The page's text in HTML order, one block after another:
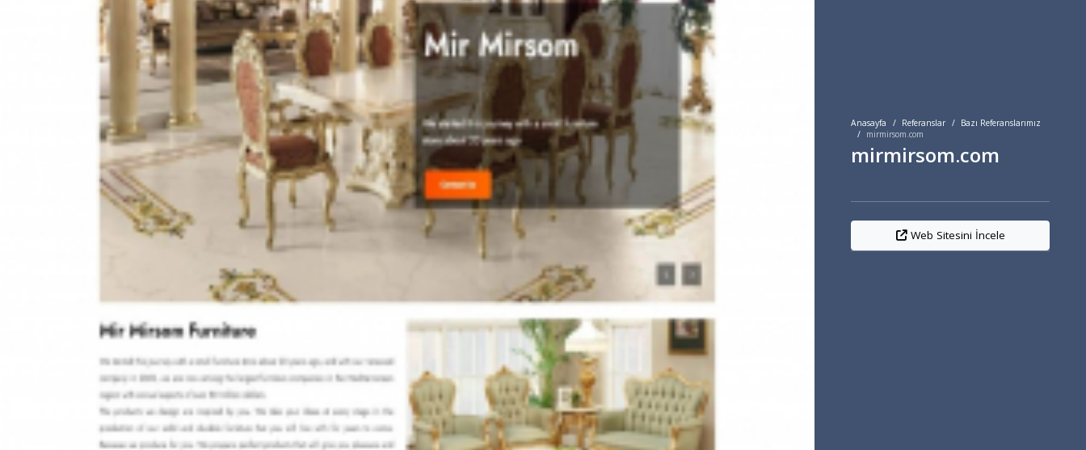
Anasayfa Referanslar
Bazı Referanslarımız
mirmirsom.com
mirmirsom.com
Web Sitesini İncele